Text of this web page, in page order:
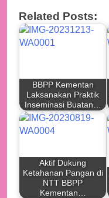
Related Posts:
BBPP Kementan
Laksanakan Praktik
Inseminasi Buatan…
Aktif Dukung
Ketahanan Pangan di
NTT BBPP
Kementan…